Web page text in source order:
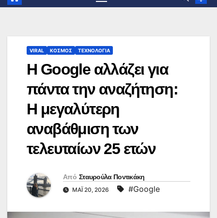
VIRAL ΚΟΣΜΟΣ ΤΕΧΝΟΛΟΓΙΑ
Η Google αλλάζει για
πάντα την αναζήτηση:
Η μεγαλύτερη
αναβάθμιση των
τελευταίων 25 ετών
Από Σταυρούλα Ποντικάκη
ΜΆΙ 20, 2026 #Google